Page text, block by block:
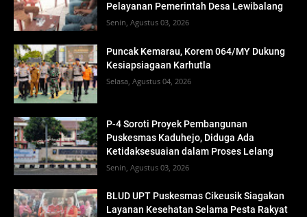
Pelayanan Pemerintah Desa Lewibalang
Senin, Agustus 03, 2026
Puncak Kemarau, Korem 064/MY Dukung
Kesiapsiagaan Karhutla
Selasa, Agustus 04, 2026
P-4 Soroti Proyek Pembangunan
Puskesmas Kaduhejo, Diduga Ada
Ketidaksesuaian dalam Proses Lelang
Senin, Agustus 03, 2026
BLUD UPT Puskesmas Cikeusik Siagakan
Layanan Kesehatan Selama Pesta Rakyat